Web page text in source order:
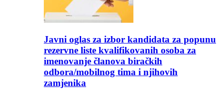
Javni oglas za izbor kandidata za popunu
rezervne liste kvalifikovanih osoba za
imenovanje članova biračkih
odbora/mobilnog tima i njihovih
zamjenika